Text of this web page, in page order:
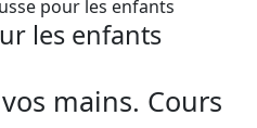
les enfants
mains. Cours